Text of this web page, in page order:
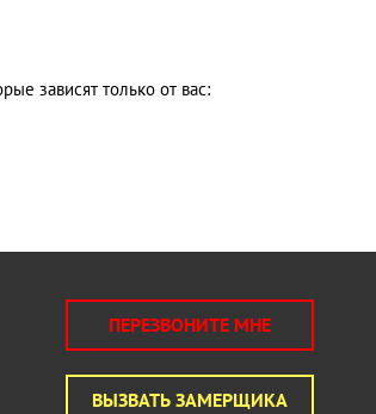
зависят только от вас:
ПЕРЕЗВОНИТЕ МНЕ
ВЫЗВАТЬ ЗАМЕРЩИКА